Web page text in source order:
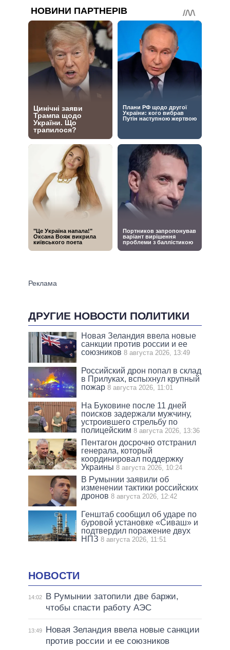
ДРУГИЕ НОВОСТИ ПОЛИТИКИ
Новая Зеландия ввела новые
санкции против россии и ее
союзников 8 августа 2026, 13:49
Российский дрон попал в склад
в Прилуках, вспыхнул крупный
пожар 8 августа 2026, 11:01
На Буковине после 11 дней
поисков задержали мужчину,
устроившего стрельбу по
полицейским 8 августа 2026, 13:36
Пентагон досрочно отстранил
генерала, который
координировал поддержку
Украины 8 августа 2026, 10:24
В Румынии заявили об
изменении тактики российских
дронов 8 августа 2026, 12:42
Генштаб сообщил об ударе по
буровой установке «Сиваш» и
подтвердил поражение двух
НПЗ 8 августа 2026, 11:51
НОВОСТИ
14:02
В Румынии затопили две баржи,
чтобы спасти работу АЭС
13:49
Новая Зеландия ввела новые санкции
против россии и ее союзников